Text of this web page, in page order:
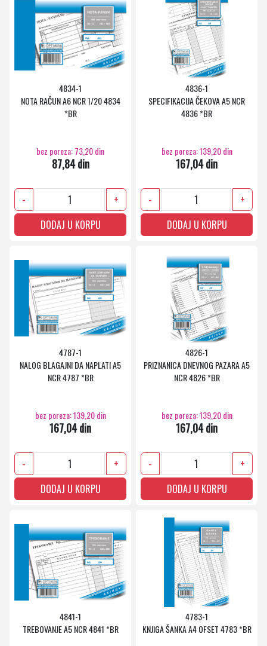
4834-1
NOTA RAČUN A6 NCR 1/20 4834
*BR
bez poreza: 73,20 din
87,84 din
-
+
DODAJ U KORPU
4836-1
SPECIFIKACIJA ČEKOVA A5 NCR
4836 *BR
bez poreza: 139,20 din
167,04 din
-
+
DODAJ U KORPU
4787-1
NALOG BLAGAJNI DA NAPLATI A5
NCR 4787 *BR
bez poreza: 139,20 din
167,04 din
-
+
DODAJ U KORPU
4826-1
PRIZNANICA DNEVNOG PAZARA A5
NCR 4826 *BR
bez poreza: 139,20 din
167,04 din
-
+
DODAJ U KORPU
4841-1
TREBOVANJE A5 NCR 4841 *BR
4783-1
KNJIGA ŠANKA A4 OFSET 4783 *BR